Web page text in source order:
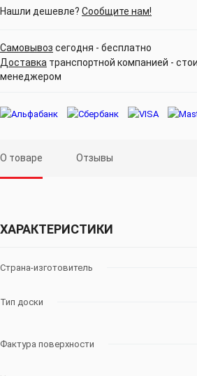
Нашли дешевле? Сообщите нам!
Самовывоз сегодня - бесплатно
Доставка транспортной компанией -
менеджером
О товаре Отзывы
ХАРАКТЕРИСТИКИ
Страна-изготовитель
Тип доски
Фактура поверхности